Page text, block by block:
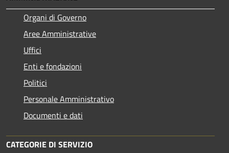
Organi di Governo
Aree Amministrative
Uffici
Enti e fondazioni
Politici
Personale Amministrativo
Documenti e dati
CATEGORIE DI SERVIZIO